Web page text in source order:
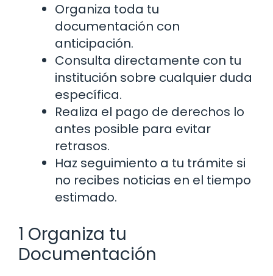
Organiza toda tu
documentación con
anticipación.
Consulta directamente con tu
institución sobre cualquier duda
específica.
Realiza el pago de derechos lo
antes posible para evitar
retrasos.
Haz seguimiento a tu trámite si
no recibes noticias en el tiempo
estimado.
1 Organiza tu
Documentación